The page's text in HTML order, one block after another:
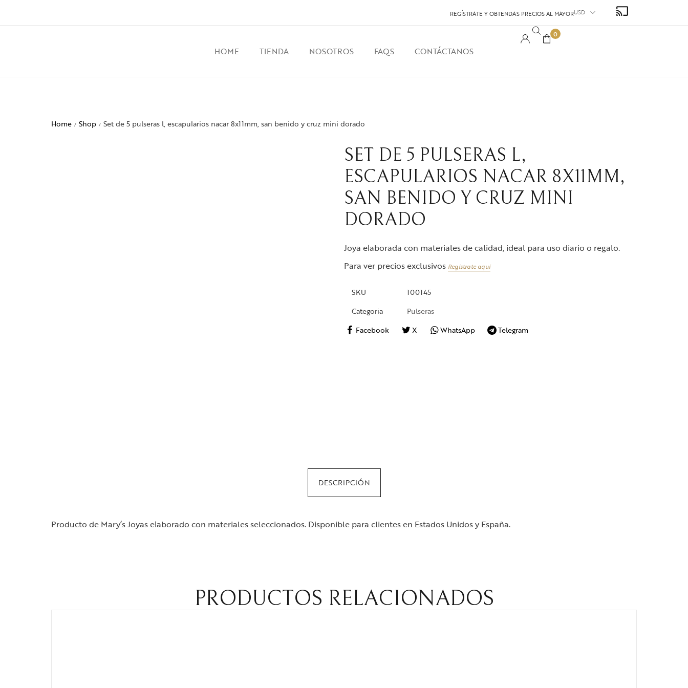
REGÍSTRATE Y OBTENDAS PRECIOS AL MAYORUSD
HOME TIENDA NOSOTROS FAQS CONTÁCTANOS
0
Home / Shop / Set de 5 pulseras l, escapularios nacar 8x11mm, san benido y cruz mini dorado
SET DE 5 PULSERAS L,
ESCAPULARIOS NACAR 8X11MM,
SAN BENIDO Y CRUZ MINI
DORADO
Joya elaborada con materiales de calidad, ideal para uso diario o regalo.
Para ver precios exclusivos Regístrate aquí
SKU
100145
Categoria
Pulseras
Facebook
X WhatsApp Telegram
DESCRIPCIÓN
Producto de Mary’s Joyas elaborado con materiales seleccionados. Disponible para clientes en Estados Unidos y España.
PRODUCTOS RELACIONADOS